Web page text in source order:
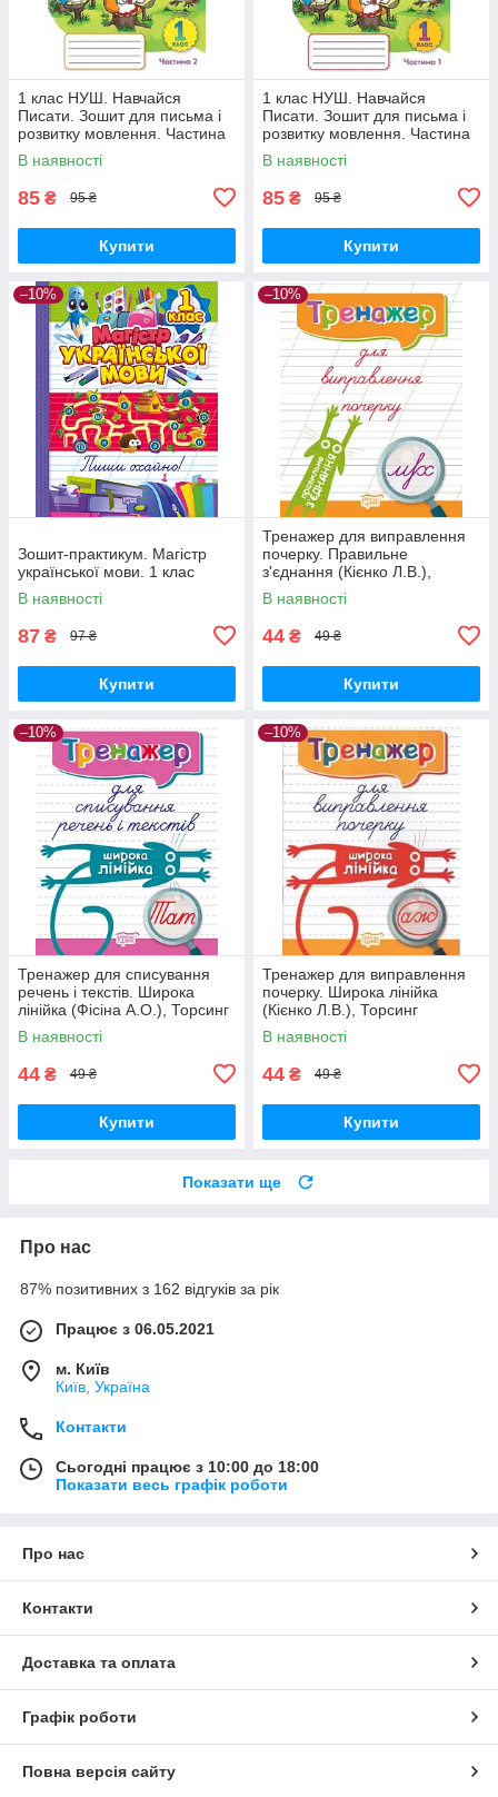
1 клас НУШ. Навчайся
Писати. Зошит для письма і
розвитку мовлення. Частина
2. (Пономарьова К.І.), Оріон
В наявності
85 ₴ 95 ₴
Купити
1 клас НУШ. Навчайся
Писати. Зошит для письма і
розвитку мовлення. Частина
1. (Пономарьова К.І.), Оріон
В наявності
85 ₴ 95 ₴
Купити
–10%
Зошит-практикум. Магістр
української мови. 1 клас
В наявності
87 ₴ 97 ₴
Купити
–10%
Тренажер для виправлення
почерку. Правильне
з'єднання (Кієнко Л.В.),
Торсинг
В наявності
44 ₴ 49 ₴
Купити
–10%
Тренажер для списування
речень і текстів. Широка
лінійка (Фісіна А.О.), Торсинг
В наявності
44 ₴ 49 ₴
Купити
–10%
Тренажер для виправлення
почерку. Широка лінійка
(Кієнко Л.В.), Торсинг
В наявності
44 ₴ 49 ₴
Купити
Показати ще
Про нас
87% позитивних з 162 відгуків за рік
Працює з 06.05.2021
м. Київ
Київ, Україна
Контакти
Сьогодні працює з 10:00 до 18:00
Показати весь графік роботи
Про нас
Контакти
Доставка та оплата
Графік роботи
Повна версія сайту